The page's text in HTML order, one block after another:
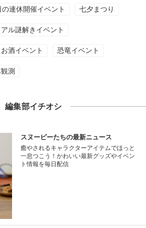
連休開催イベント 七夕まつり
アル謎解きイベント
お酒イベント 恐竜イベント
測
編集部イチオシ
スヌーピーたちの最新ニュース
癒やされるキャラクターアイテムでほっと
一息つこう！かわいい最新グッズやイベン
ト情報を毎日配信